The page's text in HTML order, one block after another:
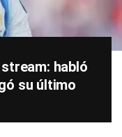
habló
su último